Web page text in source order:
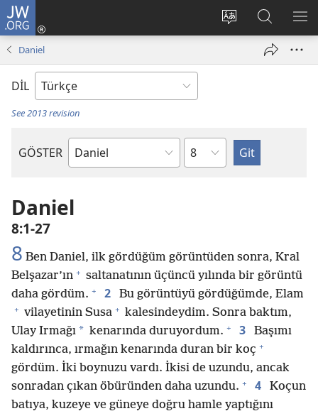
JW.ORG
Site
değiştir
Oturum
Aç
Sitede
Ara
Daniel
DİL
See 2013 revision
GÖSTER
Kutsal
Kitap
Bölüm
Daniel
8:1-27
8 Ben Daniel, ilk gördüğüm görüntüden sonra, Kral
Belşazar’ın + saltanatının üçüncü yılında bir görüntü
daha gördüm. + 2 Bu görüntüyü gördüğümde, Elam
+ vilayetinin Susa + kalesindeydim. Sonra baktım,
Ulay Irmağı * kenarında duruyordum. + 3
Başımı
kaldırınca, ırmağın kenarında duran bir koç +
gördüm. İki boynuzu vardı. İkisi de uzundu, ancak
sonradan çıkan öbüründen daha uzundu. + 4
Koçun
batıya, kuzeye ve güneye doğru hamle yaptığını